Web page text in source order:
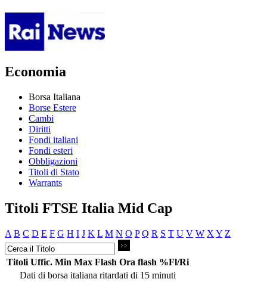
Economia
Borsa Italiana
Borse Estere
Cambi
Diritti
Fondi italiani
Fondi esteri
Obbligazioni
Titoli di Stato
Warrants
Titoli FTSE Italia Mid Cap
A B C D E F G H I J K L M N O P Q R S T U V W X Y Z
Titoli Uffic. Min Max Flash Ora flash %Fl/Ri
Dati di borsa italiana ritardati di 15 minuti